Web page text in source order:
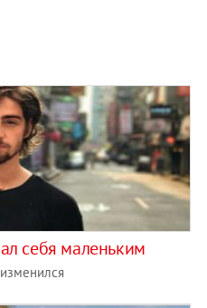
себя маленьким